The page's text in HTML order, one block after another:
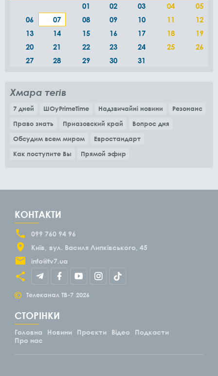
01 02 03 04
05
06
07 08 09 10 11
12
13
14 15 16 17 18
19
20
21 22 23 24 25
26
27
28 29 30 31
Хмара тегів
7 дней ШОуPrimeTime Надзвичайні новини
Резонанс
Право знать
Приазовский край
Вопрос дня
Обсудим всем миром
Евростандарт
Как поступите Вы
Прямой эфир
КОНТАКТИ
099 760 94 96
Київ
вул. Василя Липківського, 45
info@tv7.ua
© Телеканал ТВ-7 2026
СТОРІНКИ
Головна Новини Проєкти Відео
Подкасти
Про нас